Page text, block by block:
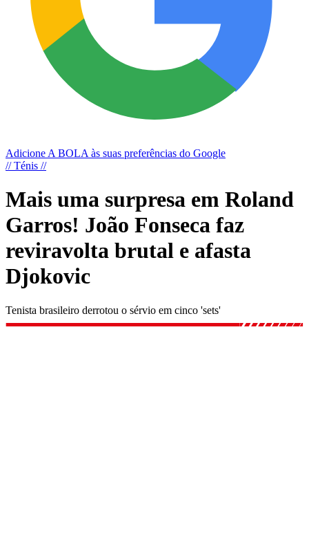
Adicione A BOLA às suas preferências do Google
// Ténis //
Mais uma surpresa em Roland
Garros! João Fonseca faz
reviravolta brutal e afasta
Djokovic
Tenista brasileiro derrotou o sérvio em cinco 'sets'